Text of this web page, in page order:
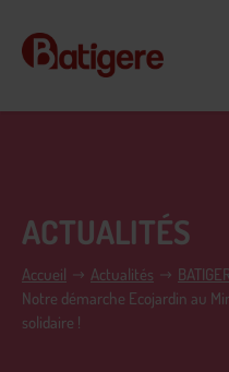
ACTUALITÉS
Accueil Actualités
Notre démarche Ecojardin au
solidaire !